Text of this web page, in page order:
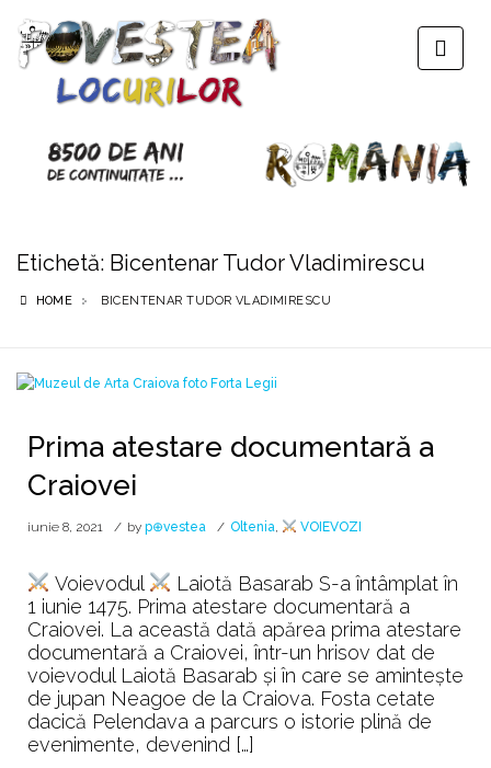
Etichetă: Bicentenar Tudor Vladimirescu
HOME BICENTENAR TUDOR VLADIMIRESCU
Prima atestare documentară a
Craiovei
iunie 8, 2021 by p⊕vestea Oltenia VOIEVOZI
Voievodul
Laiotă Basarab S-a întâmplat în
1 iunie 1475. Prima atestare documentară a
Craiovei. La această dată apărea prima atestare
documentară a Craiovei, într-un hrisov dat de
voievodul Laiotă Basarab şi în care se aminteşte
de jupan Neagoe de la Craiova. Fosta cetate
dacică Pelendava a parcurs o istorie plină de
evenimente, devenind […]